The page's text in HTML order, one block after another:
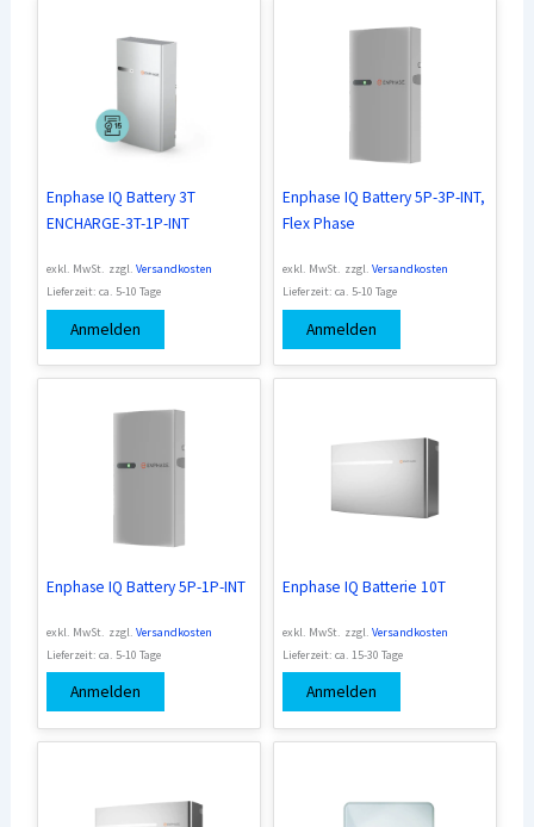
Enphase IQ Battery 3T
ENCHARGE-3T-1P-INT
exkl. MwSt. zzgl.Versandkosten
Lieferzeit:ca. 5-10 Tage
Anmelden
Enphase IQ Battery 5P-3P-INT,
Flex Phase
exkl. MwSt. zzgl. Versandkosten
Lieferzeit: ca. 5-10 Tage
Anmelden
Enphase IQ Battery 5P-1P-INT
exkl. MwSt. zzgl.Versandkosten
Lieferzeit:ca. 5-10 Tage
Anmelden
Enphase IQ Batterie 10T
exkl. MwSt. zzgl. Versandkosten
Lieferzeit: ca. 15-30 Tage
Anmelden